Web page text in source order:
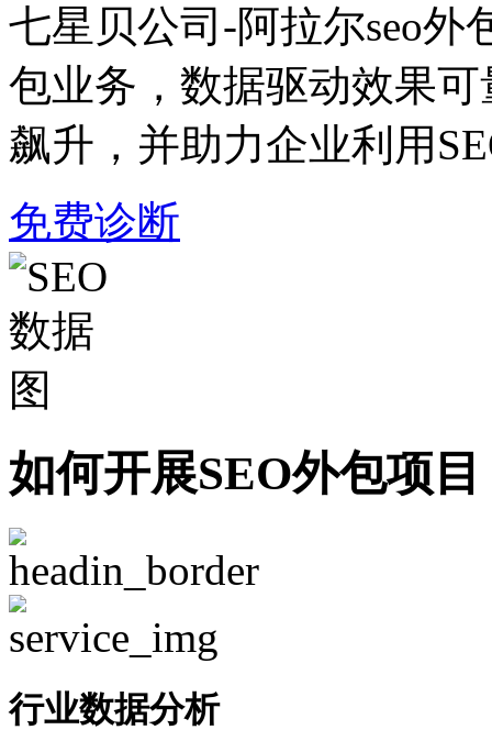
七星贝公司-阿拉尔seo外
包业务，数据驱动效果
飙升，并助力企业利用
免费诊断
如何开展SEO外包项目
行业数据分析